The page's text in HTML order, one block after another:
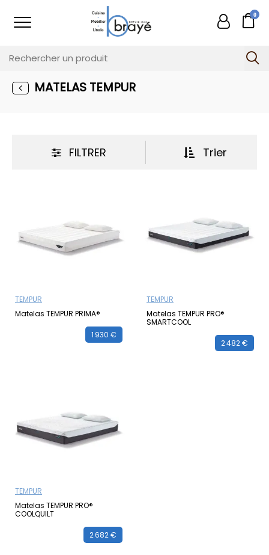
0
MATELAS TEMPUR
FILTRER Trier
TEMPUR
Matelas TEMPUR PRIMA®
1 930 €
TEMPUR
Matelas TEMPUR PRO®
SMARTCOOL
2 482 €
TEMPUR
Matelas TEMPUR PRO®
COOLQUILT
2 682 €